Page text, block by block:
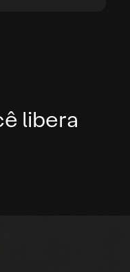
libera